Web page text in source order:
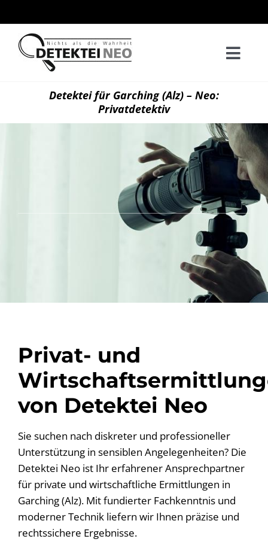
Inhalt
springen
Detektei für Garching (Alz) – Neo:
Privatdetektiv
Privat- und
von Detektei Neo
Sie suchen nach diskreter und professioneller
Unterstützung in sensiblen Angelegenheiten? Die
Detektei Neo ist Ihr erfahrener Ansprechpartner
für private und wirtschaftliche Ermittlungen in
Garching (Alz). Mit fundierter Fachkenntnis und
moderner Technik liefern wir Ihnen präzise und
rechtssichere Ergebnisse.